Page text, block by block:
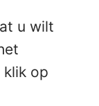
u wilt
klik op